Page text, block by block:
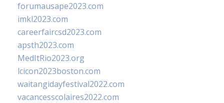
forumausape2023.com
imkl2023.com
careerfaircsd2023.com
apsth2023.com
MedItRio2023.org
lcicon2023boston.com
waitangidayfestival2022.com
vacancesscolaires2022.com